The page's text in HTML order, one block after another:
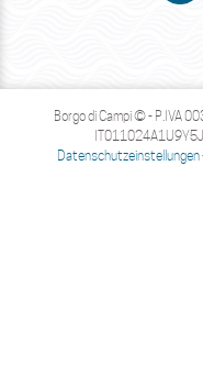
Borgo di Campi © - P.IVA
Datenschutzeinstellungen